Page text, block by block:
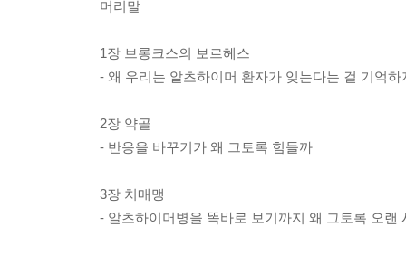
머리말
1장 브롱크스의 보르헤스
- 왜 우리는 알츠하이머 환자가 잊는다는 걸 기억하
2장 약골
- 반응을 바꾸기가 왜 그토록 힘들까
3장 치매맹
- 알츠하이머병을 똑바로 보기까지 왜 그토록 오랜